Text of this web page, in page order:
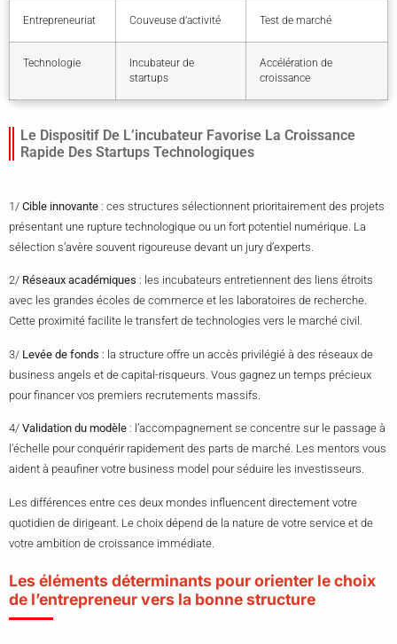
Entrepreneuriat Couveuse d’activité Test de marché
Technologie
Incubateur de
startups
Accélération de
croissance
Le Dispositif De L’incubateur Favorise La Croissance
Rapide Des Startups Technologiques
1/ Cible innovante : ces structures sélectionnent prioritairement des projets
présentant une rupture technologique ou un fort potentiel numérique. La
sélection s’avère souvent rigoureuse devant un jury d’experts.
2/ Réseaux académiques : les incubateurs entretiennent des liens étroits
avec les grandes écoles de commerce et les laboratoires de recherche.
Cette proximité facilite le transfert de technologies vers le marché civil.
3/ Levée de fonds : la structure offre un accès privilégié à des réseaux de
business angels et de capital-risqueurs. Vous gagnez un temps précieux
pour financer vos premiers recrutements massifs.
4/ Validation du modèle : l’accompagnement se concentre sur le passage à
l’échelle pour conquérir rapidement des parts de marché. Les mentors vous
aident à peaufiner votre business model pour séduire les investisseurs.
Les différences entre ces deux mondes influencent directement votre
quotidien de dirigeant. Le choix dépend de la nature de votre service et de
votre ambition de croissance immédiate.
Les éléments déterminants pour orienter le choix
de l’entrepreneur vers la bonne structure